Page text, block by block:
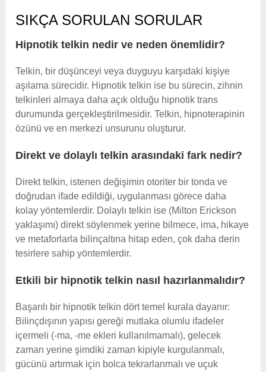
SIKÇA SORULAN SORULAR
Hipnotik telkin nedir ve neden önemlidir?
Telkin, bir düşünceyi veya duyguyu karşıdaki kişiye
aşılama sürecidir. Hipnotik telkin ise bu sürecin, zihnin
telkinleri almaya daha açık olduğu hipnotik trans
durumunda gerçekleştirilmesidir. Telkin, hipnoterapinin
özünü ve en merkezi unsurunu oluşturur.
Direkt ve dolaylı telkin arasındaki fark nedir?
Direkt telkin, istenen değişimin otoriter bir tonda ve
doğrudan ifade edildiği, uygulanması görece daha
kolay yöntemlerdir. Dolaylı telkin ise (Milton Erickson
yaklaşımı) direkt söylenmek yerine bilmece, ima, hikaye
ve metaforlarla bilinçaltına hitap eden, çok daha derin
tesirlere sahip yöntemlerdir.
Etkili bir hipnotik telkin nasıl hazırlanmalıdır?
Başarılı bir hipnotik telkin dört temel kurala dayanır:
Bilinçdışının yapısı gereği mutlaka olumlu ifadeler
içermeli (-ma, -me ekleri kullanılmamalı), gelecek
zaman yerine şimdiki zaman kipiyle kurgulanmalı,
gücünü artırmak için bolca tekrarlanmalı ve uçuk